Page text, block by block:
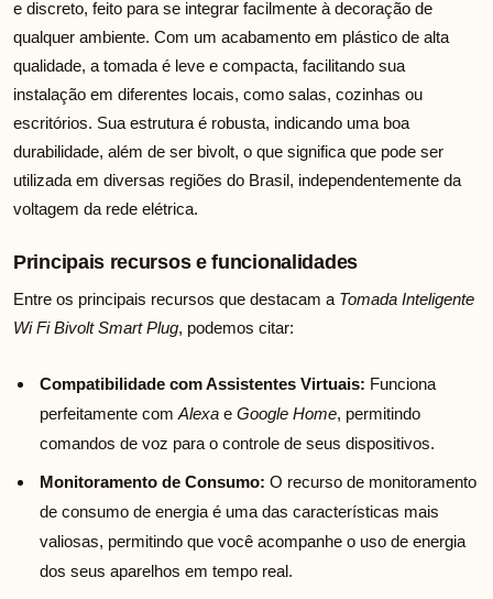
e discreto, feito para se integrar facilmente à decoração de
qualquer ambiente. Com um acabamento em plástico de alta
qualidade, a tomada é leve e compacta, facilitando sua
instalação em diferentes locais, como salas, cozinhas ou
escritórios. Sua estrutura é robusta, indicando uma boa
durabilidade, além de ser bivolt, o que significa que pode ser
utilizada em diversas regiões do Brasil, independentemente da
voltagem da rede elétrica.
Principais recursos e funcionalidades
Entre os principais recursos que destacam a Tomada Inteligente
Wi Fi Bivolt Smart Plug, podemos citar:
Compatibilidade com Assistentes Virtuais: Funciona
perfeitamente com Alexa e Google Home, permitindo
comandos de voz para o controle de seus dispositivos.
Monitoramento de Consumo: O recurso de monitoramento
de consumo de energia é uma das características mais
valiosas, permitindo que você acompanhe o uso de energia
dos seus aparelhos em tempo real.